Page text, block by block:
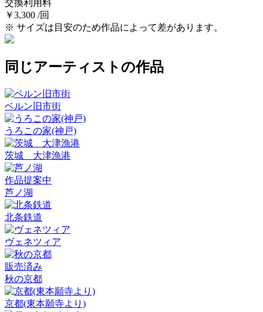
交換利用料
￥3,300 /回
※ サイズは目安のため作品によって差があります。
同じアーティストの作品
ベルン旧市街
うろこの家(神戸)
茨城 大津漁港
作品提案中
芦ノ湖
北条鉄道
ヴェネツィア
販売済み
秋の京都
京都(東本願寺より)